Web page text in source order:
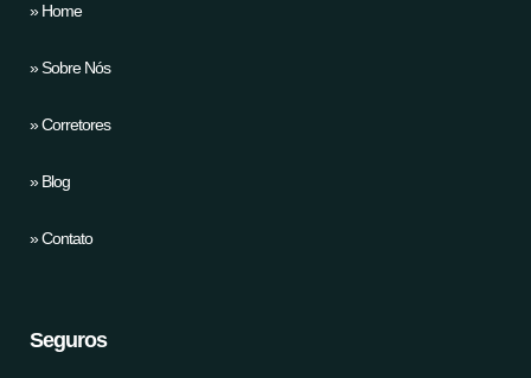
» Home
» Sobre Nós
» Corretores
» Blog
» Contato
Seguros